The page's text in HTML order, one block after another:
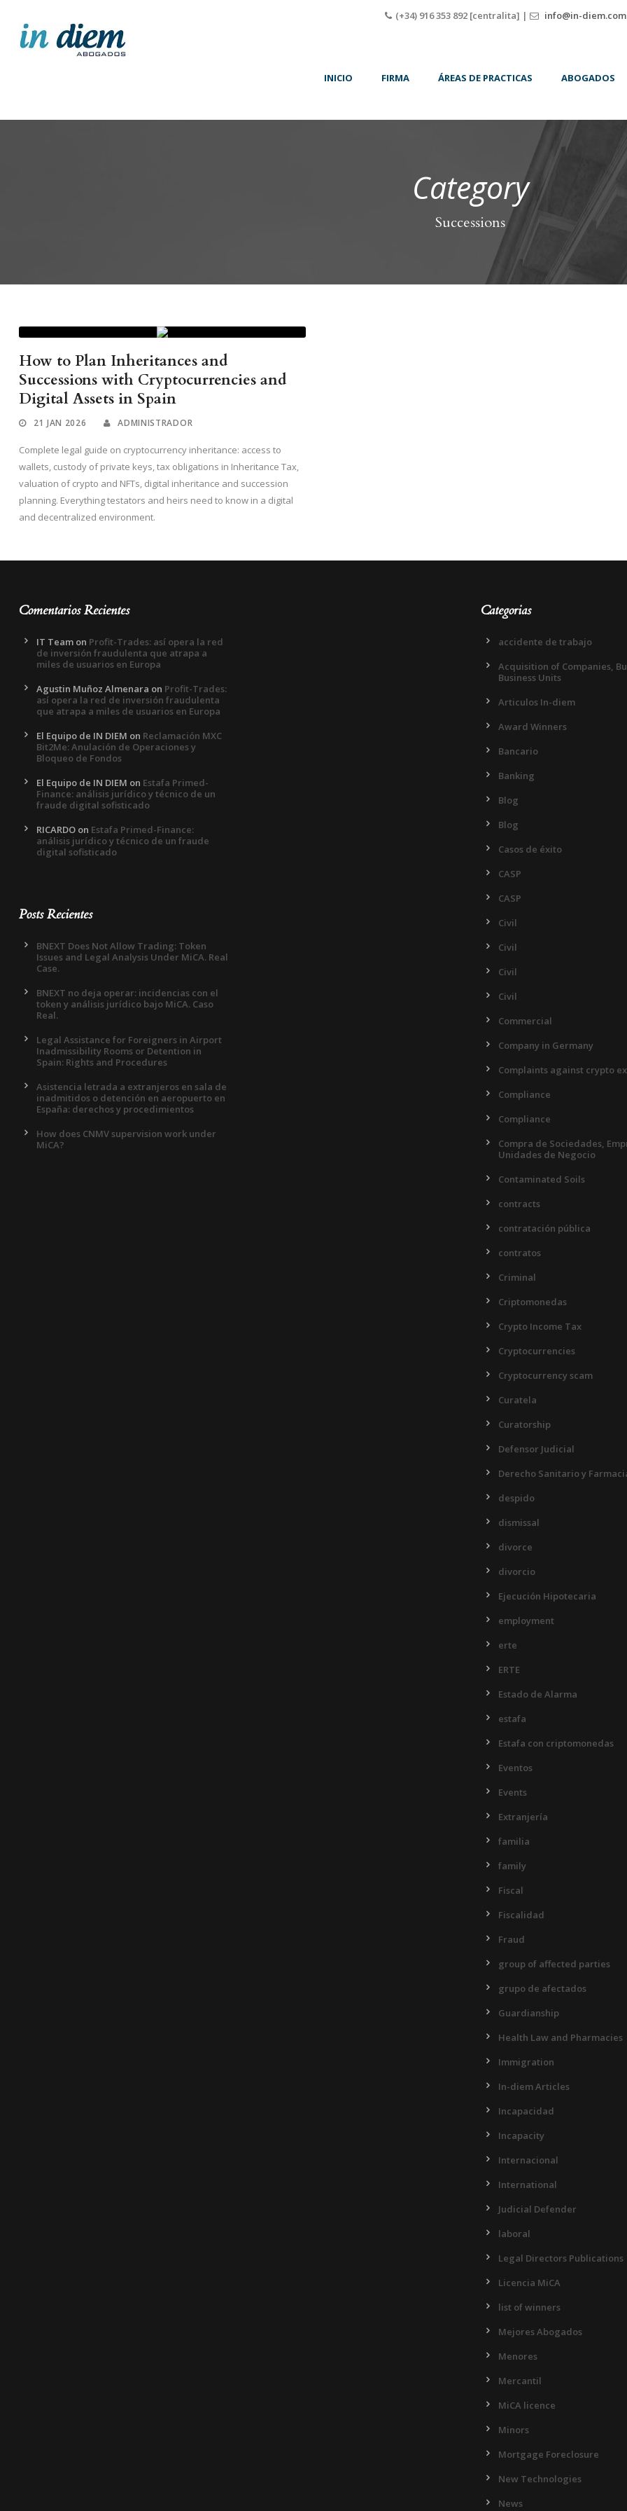
(+34) 916 353 892 [centralita] | info@in-diem.com
INICIO FIRMA ÁREAS DE PRACTICAS ABOGADOS
Category
Successions
How to Plan Inheritances and
Successions with Cryptocurrencies and
Digital Assets in Spain
21 JAN 2026 ADMINISTRADOR
Complete legal guide on cryptocurrency inheritance: access to
wallets, custody of private keys, tax obligations in Inheritance Tax,
valuation of crypto and NFTs, digital inheritance and succession
planning. Everything testators and heirs need to know in a digital
and decentralized environment.
Comentarios Recientes
IT Team on Profit-Trades: así opera la red
de inversión fraudulenta que atrapa a
miles de usuarios en Europa
Agustin Muñoz Almenara on Profit-Trades:
así opera la red de inversión fraudulenta
que atrapa a miles de usuarios en Europa
El Equipo de IN DIEM on Reclamación MXC
Bit2Me: Anulación de Operaciones y
Bloqueo de Fondos
El Equipo de IN DIEM on Estafa Primed-
Finance: análisis jurídico y técnico de un
fraude digital sofisticado
RICARDO on Estafa Primed-Finance:
análisis jurídico y técnico de un fraude
digital sofisticado
Posts Recientes
BNEXT Does Not Allow Trading: Token
Issues and Legal Analysis Under MiCA. Real
Case.
BNEXT no deja operar: incidencias con el
token y análisis jurídico bajo MiCA. Caso
Real.
Legal Assistance for Foreigners in Airport
Inadmissibility Rooms or Detention in
Spain: Rights and Procedures
Asistencia letrada a extranjeros en sala de
inadmitidos o detención en aeropuerto en
España: derechos y procedimientos
How does CNMV supervision work under
MiCA?
Categorias
accidente de trabajo
Acquisition of Companies,
Business Units
Articulos In-diem
Award Winners
Bancario
Banking
Blog
Blog
Casos de éxito
CASP
CASP
Civil
Civil
Civil
Civil
Commercial
Company in Germany
Complaints against crypto
Compliance
Compliance
Compra de Sociedades,
Unidades de Negocio
Contaminated Soils
contracts
contratación pública
contratos
Criminal
Criptomonedas
Crypto Income Tax
Cryptocurrencies
Cryptocurrency scam
Curatela
Curatorship
Defensor Judicial
Derecho Sanitario y
despido
dismissal
divorce
divorcio
Ejecución Hipotecaria
employment
erte
ERTE
Estado de Alarma
estafa
Estafa con criptomonedas
Eventos
Events
Extranjería
familia
family
Fiscal
Fiscalidad
Fraud
group of affected parties
grupo de afectados
Guardianship
Health Law and Pharmacies
Immigration
In-diem Articles
Incapacidad
Incapacity
Internacional
International
Judicial Defender
laboral
Legal Directors Publications
Licencia MiCA
list of winners
Mejores Abogados
Menores
Mercantil
MiCA licence
Minors
Mortgage Foreclosure
New Technologies
News